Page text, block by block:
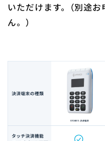
いただけます。（別途
ん。）